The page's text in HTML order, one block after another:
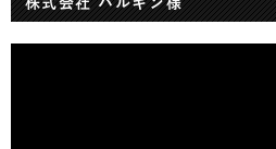
株式会社 ハルキン様